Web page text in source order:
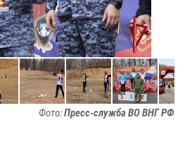
Фото:Пресс-служба ВО ВНГ РФ